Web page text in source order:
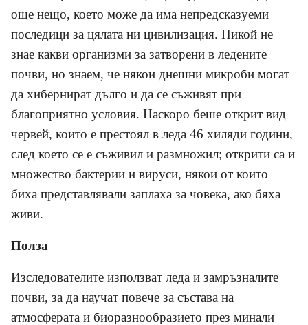
още нещо, което може да има непредсказуеми
последици за цялата ни цивилизация. Никой не
знае какви организми за затворени в ледените
почви, но знаем, че някои днешни микроби могат
да хибернират дълго и да се съживят при
благоприятно условия. Наскоро беше открит вид
червей, които е престоял в леда 46 хиляди години,
след което се е съживил и размножил; открити са и
множество бактерии и вируси, някои от които
биха представлявали заплаха за човека, ако бяха
живи.
Полза
Изследователите използват леда и замръзналите
почви, за да научат повече за състава на
атмосферата и биоразнообразието през минали